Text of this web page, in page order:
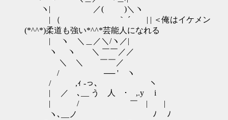
ヽ| ／( )＼ヽ
| （ ｀ ´ | | ＜俺はイケメン
(*^^*)柔道も強い*^^*芸能人になれる
| ヽ ＼＿／＼/ヽ／|
ヽ ヽ ＼ ￣￣／／
＼ ＼ ￣￣／
/ ゝ ── ' ヽ
/ ,ｨ -っ､ ヽ
| ／ ､__ う 人 ･ ,.y i
| / ￣ | |
ヽ､__ノ ﾉ ﾉ